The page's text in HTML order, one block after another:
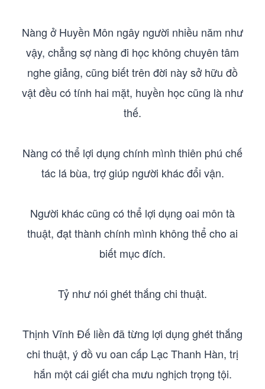
Nàng ở Huyền Môn ngây người nhiều năm như
vậy, chẳng sợ nàng đi học không chuyên tâm
nghe giảng, cũng biết trên đời này sở hữu đồ
vật đều có tính hai mặt, huyền học cũng là như
thế.
Nàng có thể lợi dụng chính mình thiên phú chế
tác lá bùa, trợ giúp người khác đổi vận.
Người khác cũng có thể lợi dụng oai môn tà
thuật, đạt thành chính mình không thể cho ai
biết mục đích.
Tỷ như nói ghét thắng chi thuật.
Thịnh Vĩnh Đế liền đã từng lợi dụng ghét thắng
chi thuật, ý đồ vu oan cấp Lạc Thanh Hàn, trị
hắn một cái giết cha mưu nghịch trọng tội.